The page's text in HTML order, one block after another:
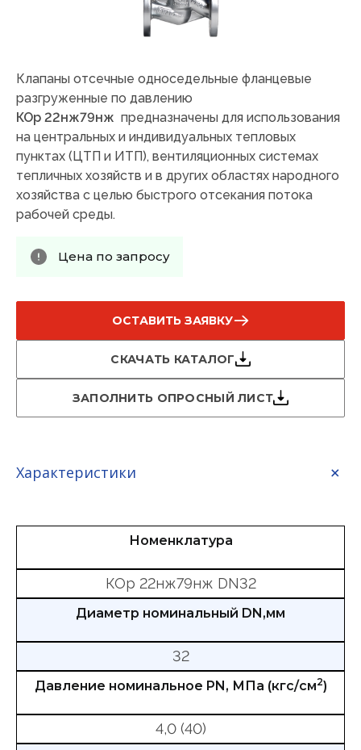
Клапаны отсечные односедельные фланцевые
разгруженные по давлению
КОр 22нж79нж предназначены для использования
на центральных и индивидуальных тепловых
пунктах (ЦТП и ИТП), вентиляционных системах
тепличных хозяйств и в других областях народного
хозяйства с целью быстрого отсекания потока
рабочей среды.
Цена по запросу
ОСТАВИТЬ ЗАЯВКУ
СКАЧАТЬ КАТАЛОГ
ЗАПОЛНИТЬ ОПРОСНЫЙ ЛИСТ
Характеристики
Номенклатура
КОр 22нж79нж DN32
Диаметр номинальный DN,мм
32
Давление номинальное PN, МПа (кгс/см2)
4,0 (40)